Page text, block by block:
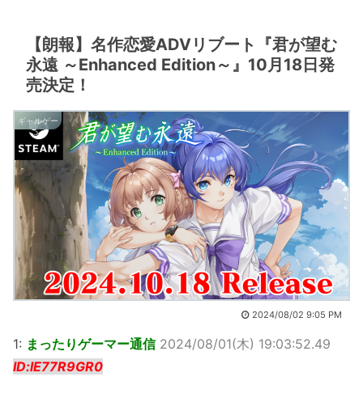
【朗報】名作恋愛ADVリブート『君が望む
永遠 ～Enhanced Edition～』10月18日発
売決定！
ギャルゲー
2024/08/02 9:05 PM
1: まったりゲーマー通信 2024/08/01(木) 19:03:52.49
ID:lE77R9GR0